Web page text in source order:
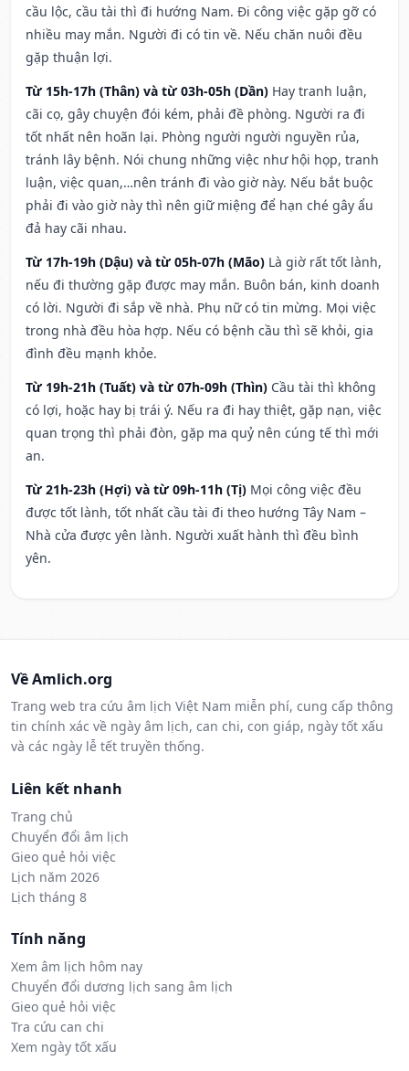
cầu lộc, cầu tài thì đi hướng Nam. Đi công việc gặp gỡ có
nhiều may mắn. Người đi có tin về. Nếu chăn nuôi đều
gặp thuận lợi.
Từ 15h-17h (Thân) và từ 03h-05h (Dần) Hay tranh luận,
cãi cọ, gây chuyện đói kém, phải đề phòng. Người ra đi
tốt nhất nên hoãn lại. Phòng người người nguyền rủa,
tránh lây bệnh. Nói chung những việc như hội họp, tranh
luận, việc quan,…nên tránh đi vào giờ này. Nếu bắt buộc
phải đi vào giờ này thì nên giữ miệng để hạn ché gây ẩu
đả hay cãi nhau.
Từ 17h-19h (Dậu) và từ 05h-07h (Mão) Là giờ rất tốt lành,
nếu đi thường gặp được may mắn. Buôn bán, kinh doanh
có lời. Người đi sắp về nhà. Phụ nữ có tin mừng. Mọi việc
trong nhà đều hòa hợp. Nếu có bệnh cầu thì sẽ khỏi, gia
đình đều mạnh khỏe.
Từ 19h-21h (Tuất) và từ 07h-09h (Thìn) Cầu tài thì không
có lợi, hoặc hay bị trái ý. Nếu ra đi hay thiệt, gặp nạn, việc
quan trọng thì phải đòn, gặp ma quỷ nên cúng tế thì mới
an.
Từ 21h-23h (Hợi) và từ 09h-11h (Tị) Mọi công việc đều
được tốt lành, tốt nhất cầu tài đi theo hướng Tây Nam –
Nhà cửa được yên lành. Người xuất hành thì đều bình
yên.
Về Amlich.org
Trang web tra cứu âm lịch Việt Nam miễn phí, cung cấp thông
tin chính xác về ngày âm lịch, can chi, con giáp, ngày tốt xấu
và các ngày lễ tết truyền thống.
Liên kết nhanh
Trang chủ
Chuyển đổi âm lịch
Gieo quẻ hỏi việc
Lịch năm 2026
Lịch tháng 8
Tính năng
Xem âm lịch hôm nay
Chuyển đổi dương lịch sang âm lịch
Gieo quẻ hỏi việc
Tra cứu can chi
Xem ngày tốt xấu